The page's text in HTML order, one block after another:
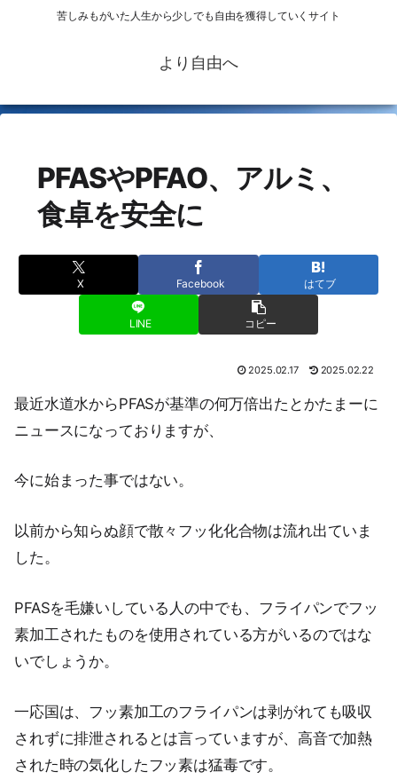
苦しみもがいた人生から少しでも自由を獲得していくサイト
より自由へ
PFASやPFAO、アルミ、
食卓を安全に
X Facebook はてブ
LINE コピー
2025.02.17 2025.02.22
最近水道水からPFASが基準の何万倍出たとかたまーに
ニュースになっておりますが、
今に始まった事ではない。
以前から知らぬ顔で散々フッ化化合物は流れ出ていま
した。
PFASを毛嫌いしている人の中でも、フライパンでフッ
素加工されたものを使用されている方がいるのではな
いでしょうか。
一応国は、フッ素加工のフライパンは剥がれても吸収
されずに排泄されるとは言っていますが、高音で加熱
された時の気化したフッ素は猛毒です。